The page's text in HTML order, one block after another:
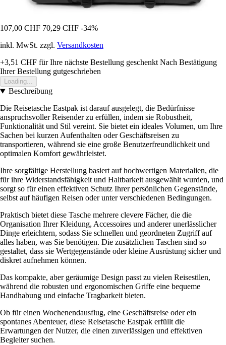
107,00 CHF 70,29 CHF -34%
inkl. MwSt. zzgl. Versandkosten
+3,51 CHF für Ihre nächste Bestellung geschenkt Nach Bestätigung
Ihrer Bestellung gutgeschrieben
Loading...
Beschreibung
Die Reisetasche Eastpak ist darauf ausgelegt, die Bedürfnisse
anspruchsvoller Reisender zu erfüllen, indem sie Robustheit,
Funktionalität und Stil vereint. Sie bietet ein ideales Volumen, um Ihre
Sachen bei kurzen Aufenthalten oder Geschäftsreisen zu
transportieren, während sie eine große Benutzerfreundlichkeit und
optimalen Komfort gewährleistet.
Ihre sorgfältige Herstellung basiert auf hochwertigen Materialien, die
für ihre Widerstandsfähigkeit und Haltbarkeit ausgewählt wurden, und
sorgt so für einen effektiven Schutz Ihrer persönlichen Gegenstände,
selbst auf häufigen Reisen oder unter verschiedenen Bedingungen.
Praktisch bietet diese Tasche mehrere clevere Fächer, die die
Organisation Ihrer Kleidung, Accessoires und anderer unerlässlicher
Dinge erleichtern, sodass Sie schnellen und geordneten Zugriff auf
alles haben, was Sie benötigen. Die zusätzlichen Taschen sind so
gestaltet, dass sie Wertgegenstände oder kleine Ausrüstung sicher und
diskret aufnehmen können.
Das kompakte, aber geräumige Design passt zu vielen Reisestilen,
während die robusten und ergonomischen Griffe eine bequeme
Handhabung und einfache Tragbarkeit bieten.
Ob für einen Wochenendausflug, eine Geschäftsreise oder ein
spontanes Abenteuer, diese Reisetasche Eastpak erfüllt die
Erwartungen der Nutzer, die einen zuverlässigen und effektiven
Begleiter suchen.